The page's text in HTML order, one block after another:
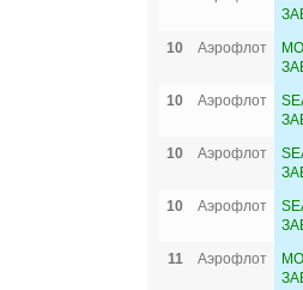
10
Аэрофлот
10
Аэрофлот
10
Аэрофлот
10
Аэрофлот
11
Аэрофлот